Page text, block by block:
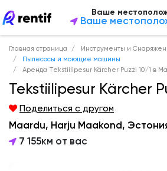
Ваше
Ваше
Главная страница
Инструменты и
Пылесосы и моющие машины
Аренда Tekstiilipesur Kärcher Puzzi 10/1 в
Tekstiilipesur Kärcher
Поделиться с другом
Maardu, Harju Maakond,
7 155км от вас